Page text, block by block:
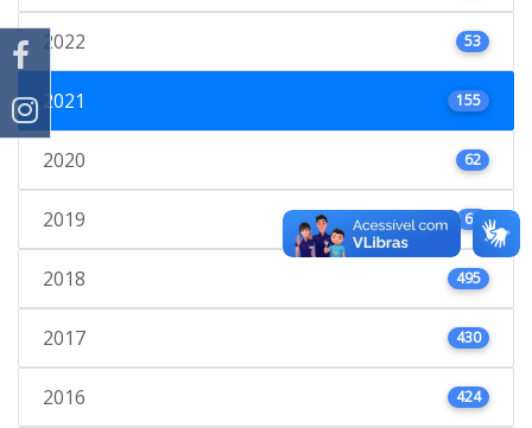
2022 53
2021 155
2020 62
2019 61
2018 495
2017 430
2016 424